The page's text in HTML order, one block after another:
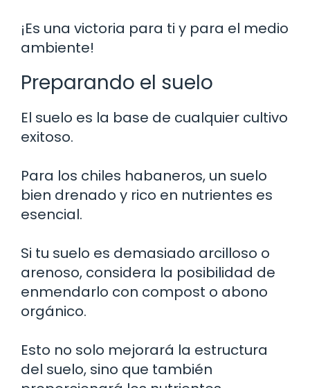
¡Es una victoria para ti y para el medio
ambiente!
Preparando el suelo
El suelo es la base de cualquier cultivo
exitoso.
Para los chiles habaneros, un suelo
bien drenado y rico en nutrientes es
esencial.
Si tu suelo es demasiado arcilloso o
arenoso, considera la posibilidad de
enmendarlo con compost o abono
orgánico.
Esto no solo mejorará la estructura
del suelo, sino que también